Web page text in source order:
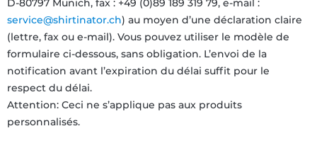
D-80797 Munich, fax : +49 (0)89 189 319 79, e-mail :
service@shirtinator.ch) au moyen d’une déclaration claire
(lettre, fax ou e-mail). Vous pouvez utiliser le modèle de
formulaire ci-dessous, sans obligation. L’envoi de la
notification avant l’expiration du délai suffit pour le
respect du délai.
Attention: Ceci ne s’applique pas aux produits
personnalisés.